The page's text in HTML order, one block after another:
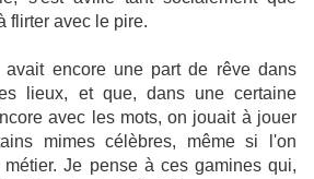
flirter avec le pire.
encore une part de rêve dans
lieux, et que, dans une certaine
avec les mots, on jouait à jouer
mimes célèbres, même si l'on
Je pense à ces gamines qui,